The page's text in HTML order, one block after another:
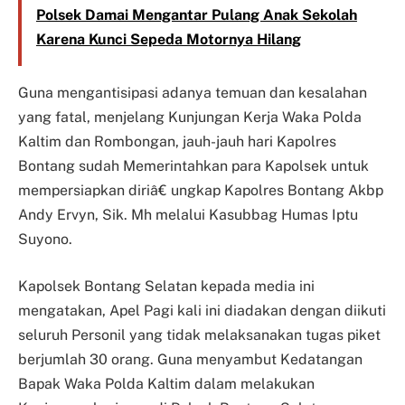
Polsek Damai Mengantar Pulang Anak Sekolah
Karena Kunci Sepeda Motornya Hilang
Guna mengantisipasi adanya temuan dan kesalahan
yang fatal, menjelang Kunjungan Kerja Waka Polda
Kaltim dan Rombongan, jauh-jauh hari Kapolres
Bontang sudah Memerintahkan para Kapolsek untuk
mempersiapkan diriâ€ ungkap Kapolres Bontang Akbp
Andy Ervyn, Sik. Mh melalui Kasubbag Humas Iptu
Suyono.
Kapolsek Bontang Selatan kepada media ini
mengatakan, Apel Pagi kali ini diadakan dengan diikuti
seluruh Personil yang tidak melaksanakan tugas piket
berjumlah 30 orang. Guna menyambut Kedatangan
Bapak Waka Polda Kaltim dalam melakukan